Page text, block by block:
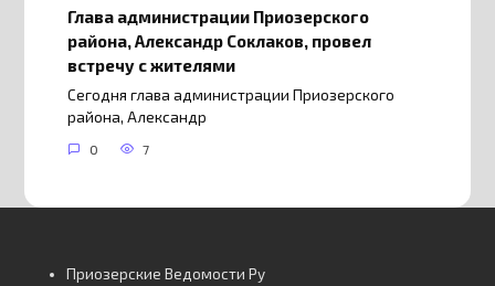
Глава администрации Приозерского
района, Александр Соклаков, провел
встречу с жителями
Сегодня глава администрации Приозерского
района, Александр
0 7
Приозерские Ведомости Ру